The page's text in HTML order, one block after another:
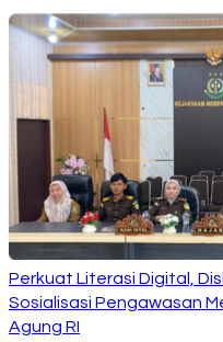
Perkuat Literasi Digital,
Sosialisasi Pengawasan
Agung RI